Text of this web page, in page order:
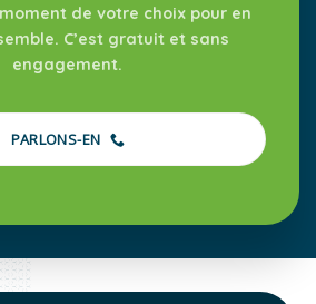
de votre choix pour en
C’est gratuit et sans
engagement.
PARLONS-EN